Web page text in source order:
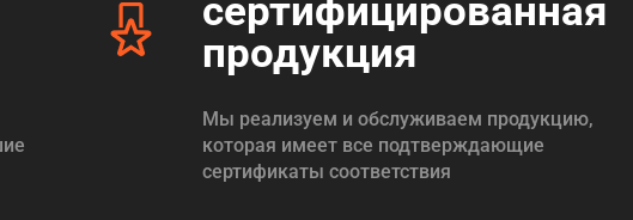
сертифицированная
продукция
Мы реализуем и обслуживаем продукцию,
которая имеет все подтверждающие
сертификаты соответствия